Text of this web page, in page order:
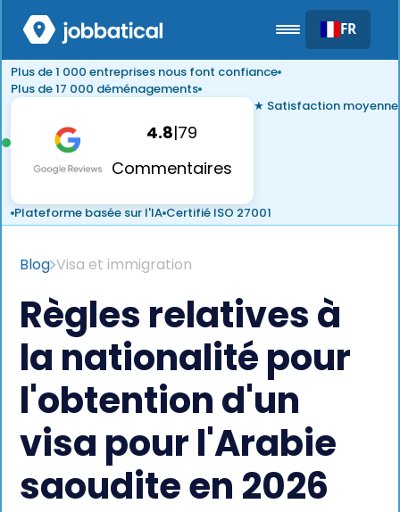
FR
Plus de 1 000 entreprises nous font confiance
Plus de 17 000 déménagements
4.8|79
Commentaires
★ Satisfaction moyenne
Plateforme basée sur l'IA Certifié ISO 27001
Blog Visa et immigration
Règles relatives à
la nationalité pour
l'obtention d'un
visa pour l'Arabie
saoudite en 2026